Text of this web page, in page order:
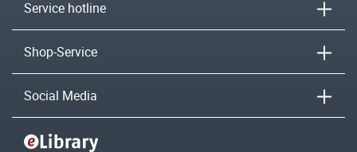
Service hotline
Shop-Service
Social Media